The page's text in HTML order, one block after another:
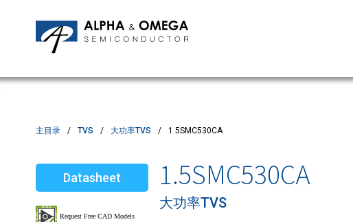
MOSFETs
Motor Control MCU's
TVS
质量与可靠性
客户满意度调查
主目录 TVS 大功率TVS 1.5SMC530CA
Datasheet 1.5SMC530CA
大功率TVS